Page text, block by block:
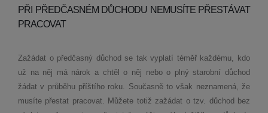
PŘI PŘEDČASNÉM DŮCHODU NEMUSÍTE PŘESTÁVAT
PRACOVAT
Zažádat o předčasný důchod se tak vyplatí téměř každému, kdo
už na něj má nárok a chtěl o něj nebo o plný starobní důchod
žádat v průběhu příštího roku. Současně to však neznamená, že
musíte přestat pracovat. Můžete totiž zažádat o tzv. důchod bez